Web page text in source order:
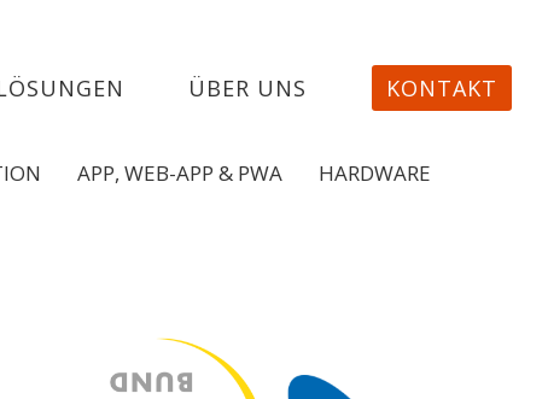
ÜBER UNS KONTAKT
APP, WEB-APP & PWA HARDWARE